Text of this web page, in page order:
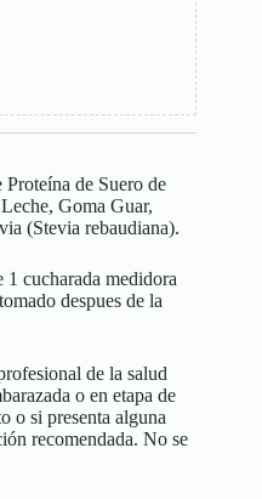
Proteína de Suero de
Goma Guar,
(Stevia rebaudiana).
1 cucharada medidora
despues de la
de la salud
o en etapa de
o si presenta alguna
recomendada. No se